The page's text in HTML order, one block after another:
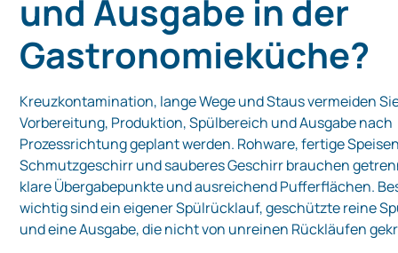
und Ausgabe in der
Gastronomieküche?
Kreuzkontamination, lange Wege und Staus vermeiden
Vorbereitung, Produktion, Spülbereich und Ausgabe nach
Prozessrichtung geplant werden. Rohware, fertige
Schmutzgeschirr und sauberes Geschirr brauchen
klare Übergabepunkte und ausreichend Pufferflächen.
wichtig sind ein eigener Spülrücklauf, geschützte reine
und eine Ausgabe, die nicht von unreinen Rückläufen